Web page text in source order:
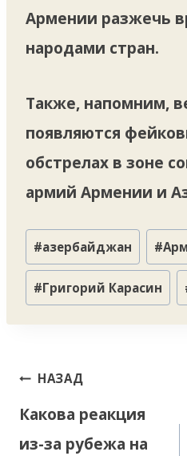
Армении разжечь
народами стран.
Также, напомним,
появляются
обстрелах в зоне
армий Армении и
Метки
записи:
#азербайджан #
#Григорий Карасин
Навигация
записям
НАЗАД
Какова реакция
из-за рубежа на